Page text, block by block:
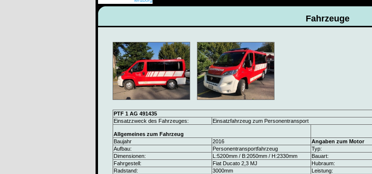
Fahrzeuge
PTF 1 AG 491435
Einsatzzweck des Fahrzeuges:
Einsatzfahrzeug zum Personentransport
Allgemeines zum Fahrzeug
Baujahr
2016
Angaben zum Motor
Aufbau:
Personentransportfahrzeug Typ:
Dimensionen:
L:5200mm / B:2050mm / H:2330mm Bauart:
Fahrgestell:
Fiat Ducato 2,3 MJ Hubraum:
Radstand:
3000mm Leistung: